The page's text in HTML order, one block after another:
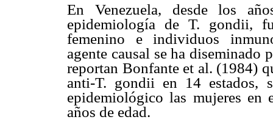
En Venezuela, desde los
epidemiología de T. gondii,
femenino e individuos
agente causal se ha
reportan Bonfante et al. (1984)
anti-T. gondii en 14 estados,
epidemiológico las mujeres en
años de edad.